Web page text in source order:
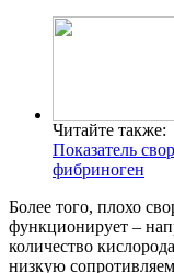
Читайте также:
Показатель
фибриноген
Более того, плохо
функционирует –
количество
низкую